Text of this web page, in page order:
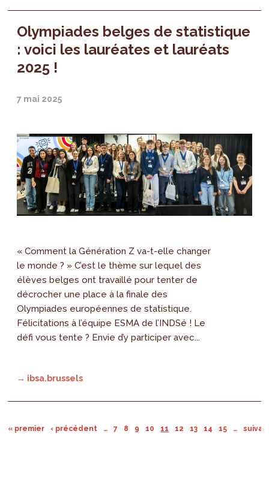
Olympiades belges de statistique
: voici les lauréates et lauréats
2025 !
7 mai 2025
« Comment la Génération Z va-t-elle changer
le monde ? » C’est le thème sur lequel des
élèves belges ont travaillé pour tenter de
décrocher une place à la finale des
Olympiades européennes de statistique.
Félicitations à l’équipe ESMA de l’INDSé ! Le
défi vous tente ? Envie d’y participer avec...
→ ibsa.brussels
« premier ‹ précédent … 7 8 9 10 11 12 13 14 15 …